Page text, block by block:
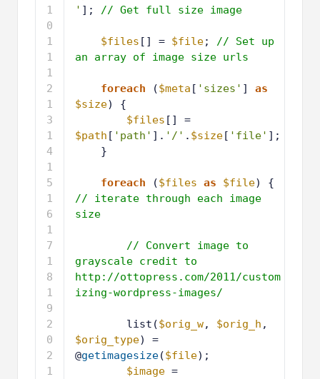
7
8
9
1
0
1
1
1
2
1
3
1
4
1
5
1
6
1
7
1
8
1
' ]; // Get full size image
$files [] = $file; // Set up
an array of image size urls
foreach ($meta [ 'sizes' ] as
$size) {
$files
$path [ 'path' ]. '/' . $size [ 'file' ];
}
foreach ($files as $file
// iterate through each image
size
// Convert image to
grayscale credit to
http://ottopress.com/2011/custom
izing-wordpress-images/
list($orig_w, $orig_h
$orig_type) =
@getimagesize($file);
$image =